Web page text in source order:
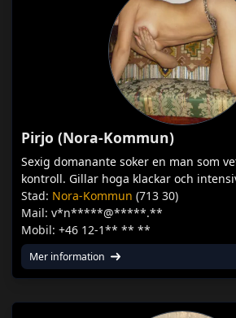
Pirjo (Nora-Kommun)
Sexig domanante soker en man som
kontroll. Gillar hoga klackar och
Stad: Nora-Kommun (713 30)
Mail: v*n*****@*****.**
Mobil: +46 12-1** ** **
Mer information